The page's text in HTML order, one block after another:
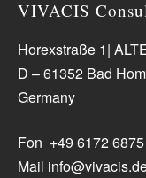
VIVACIS
Horexstraße 1|
D – 61352 Bad
Germany
Fon +49 6172
Mail